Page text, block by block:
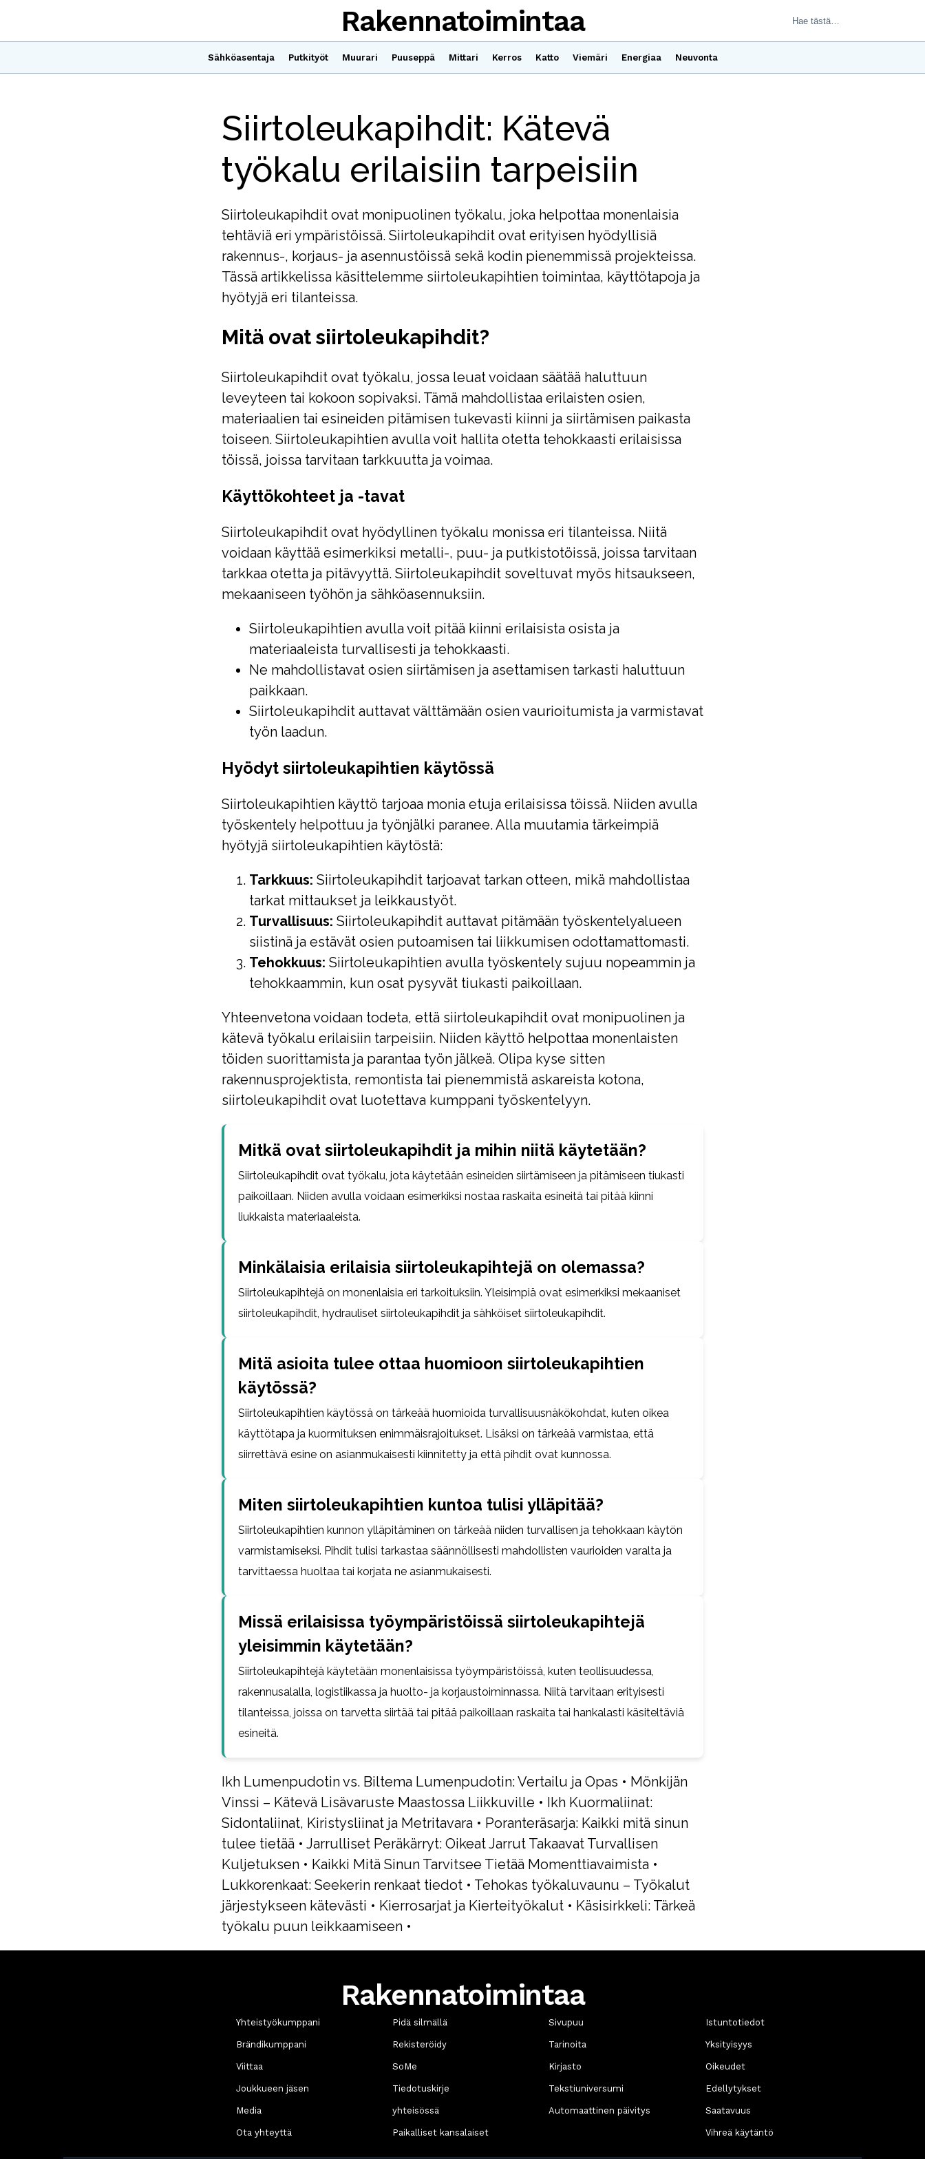
Sähköasentaja Putkityöt Muurari Puuseppä Mittari Kerros Katto Viemäri Energiaa Neuvonta
Rakennatoimintaa
Siirtoleukapihdit: Kätevä
työkalu erilaisiin tarpeisiin
Siirtoleukapihdit ovat monipuolinen työkalu, joka helpottaa monenlaisia
tehtäviä eri ympäristöissä. Siirtoleukapihdit ovat erityisen hyödyllisiä
rakennus-, korjaus- ja asennustöissä sekä kodin pienemmissä projekteissa.
Tässä artikkelissa käsittelemme siirtoleukapihtien toimintaa, käyttötapoja ja
hyötyjä eri tilanteissa.
Mitä ovat siirtoleukapihdit?
Siirtoleukapihdit ovat työkalu, jossa leuat voidaan säätää haluttuun
leveyteen tai kokoon sopivaksi. Tämä mahdollistaa erilaisten osien,
materiaalien tai esineiden pitämisen tukevasti kiinni ja siirtämisen paikasta
toiseen. Siirtoleukapihtien avulla voit hallita otetta tehokkaasti erilaisissa
töissä, joissa tarvitaan tarkkuutta ja voimaa.
Käyttökohteet ja -tavat
Siirtoleukapihdit ovat hyödyllinen työkalu monissa eri tilanteissa. Niitä
voidaan käyttää esimerkiksi metalli-, puu- ja putkistotöissä, joissa tarvitaan
tarkkaa otetta ja pitävyyttä. Siirtoleukapihdit soveltuvat myös hitsaukseen,
mekaaniseen työhön ja sähköasennuksiin.
Siirtoleukapihtien avulla voit pitää kiinni erilaisista osista ja
materiaaleista turvallisesti ja tehokkaasti.
Ne mahdollistavat osien siirtämisen ja asettamisen tarkasti haluttuun
paikkaan.
Siirtoleukapihdit auttavat välttämään osien vaurioitumista ja varmistavat
työn laadun.
Hyödyt siirtoleukapihtien käytössä
Siirtoleukapihtien käyttö tarjoaa monia etuja erilaisissa töissä. Niiden avulla
työskentely helpottuu ja työnjälki paranee. Alla muutamia tärkeimpiä
hyötyjä siirtoleukapihtien käytöstä:
Tarkkuus: Siirtoleukapihdit tarjoavat tarkan otteen, mikä mahdollistaa
tarkat mittaukset ja leikkaustyöt.
Turvallisuus: Siirtoleukapihdit auttavat pitämään työskentelyalueen
siistinä ja estävät osien putoamisen tai liikkumisen odottamattomasti.
Tehokkuus: Siirtoleukapihtien avulla työskentely sujuu nopeammin ja
tehokkaammin, kun osat pysyvät tiukasti paikoillaan.
Yhteenvetona voidaan todeta, että siirtoleukapihdit ovat monipuolinen ja
kätevä työkalu erilaisiin tarpeisiin. Niiden käyttö helpottaa monenlaisten
töiden suorittamista ja parantaa työn jälkeä. Olipa kyse sitten
rakennusprojektista, remontista tai pienemmistä askareista kotona,
siirtoleukapihdit ovat luotettava kumppani työskentelyyn.
Mitkä ovat siirtoleukapihdit ja mihin niitä käytetään?
Siirtoleukapihdit ovat työkalu, jota käytetään esineiden siirtämiseen ja pitämiseen tiukasti
paikoillaan. Niiden avulla voidaan esimerkiksi nostaa raskaita esineitä tai pitää kiinni
liukkaista materiaaleista.
Minkälaisia erilaisia siirtoleukapihtejä on olemassa?
Siirtoleukapihtejä on monenlaisia eri tarkoituksiin. Yleisimpiä ovat esimerkiksi mekaaniset
siirtoleukapihdit, hydrauliset siirtoleukapihdit ja sähköiset siirtoleukapihdit.
Mitä asioita tulee ottaa huomioon siirtoleukapihtien
käytössä?
Siirtoleukapihtien käytössä on tärkeää huomioida turvallisuusnäkökohdat, kuten oikea
käyttötapa ja kuormituksen enimmäisrajoitukset. Lisäksi on tärkeää varmistaa, että
siirrettävä esine on asianmukaisesti kiinnitetty ja että pihdit ovat kunnossa.
Miten siirtoleukapihtien kuntoa tulisi ylläpitää?
Siirtoleukapihtien kunnon ylläpitäminen on tärkeää niiden turvallisen ja tehokkaan käytön
varmistamiseksi. Pihdit tulisi tarkastaa säännöllisesti mahdollisten vaurioiden varalta ja
tarvittaessa huoltaa tai korjata ne asianmukaisesti.
Missä erilaisissa työympäristöissä siirtoleukapihtejä
yleisimmin käytetään?
Siirtoleukapihtejä käytetään monenlaisissa työympäristöissä, kuten teollisuudessa,
rakennusalalla, logistiikassa ja huolto- ja korjaustoiminnassa. Niitä tarvitaan erityisesti
tilanteissa, joissa on tarvetta siirtää tai pitää paikoillaan raskaita tai hankalasti käsiteltäviä
esineitä.
Ikh Lumenpudotin vs. Biltema Lumenpudotin: Vertailu ja Opas • Mönkijän
Vinssi – Kätevä Lisävaruste Maastossa Liikkuville • Ikh Kuormaliinat:
Sidontaliinat, Kiristysliinat ja Metritavara • Poranteräsarja: Kaikki mitä sinun
tulee tietää • Jarrulliset Peräkärryt: Oikeat Jarrut Takaavat Turvallisen
Kuljetuksen • Kaikki Mitä Sinun Tarvitsee Tietää Momenttiavaimista •
Lukkorenkaat: Seekerin renkaat tiedot • Tehokas työkaluvaunu – Työkalut
järjestykseen kätevästi • Kierrosarjat ja Kierteityökalut • Käsisirkkeli: Tärkeä
työkalu puun leikkaamiseen •
Rakennatoimintaa
Yhteistyökumppani
Brändikumppani
Viittaa
Joukkueen jäsen
Media
Ota yhteyttä
Pidä silmällä
Rekisteröidy
SoMe
Tiedotuskirje
yhteisössä
Paikalliset kansalaiset
Sivupuu
Tarinoita
Kirjasto
Tekstiuniversumi
Automaattinen päivitys
Istuntotiedot
Yksityisyys
Oikeudet
Edellytykset
Saatavuus
Vihreä käytäntö